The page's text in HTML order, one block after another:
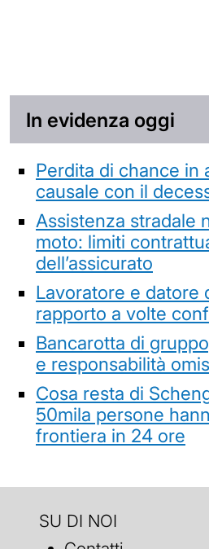
In evidenza oggi
Perdita di chance in
causale con il
Assistenza stradale
moto: limiti
dell’assicurato
Lavoratore e datore
rapporto a volte
Bancarotta di
e responsabilità
Cosa resta di
50mila persone
frontiera in 24 ore
SU DI NOI